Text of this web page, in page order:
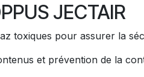
JECTAIR
toxiques pour assurer la
et prévention de la